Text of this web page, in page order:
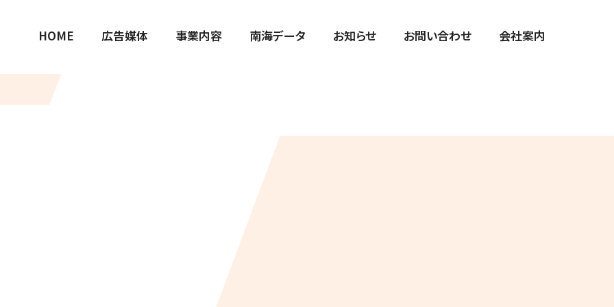
HOME 広告媒体 事業内容 南海データ お知らせ お問い合わせ 会社案内